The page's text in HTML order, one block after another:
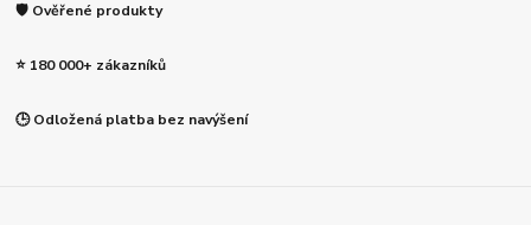
🛡️ Ověřené produkty
⭐ 180 000+ zákazníků
🕒 Odložená platba bez navýšení